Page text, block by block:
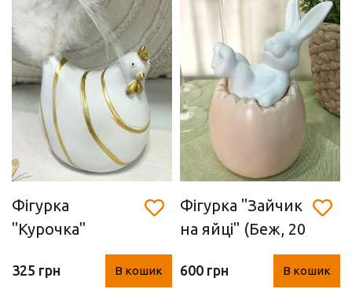
Фігурка
"Курочка"
9х10х16 см)
325 грн В кошик
Фігурка "Зайчик
на яйці" (Беж, 20
600 грн В кошик